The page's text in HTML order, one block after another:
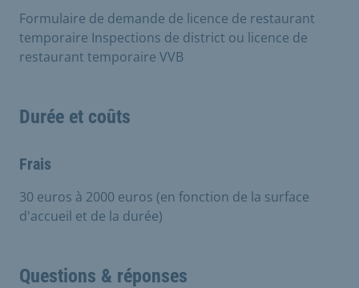
Formulaire de demande de licence de restaurant
temporaire Inspections de district ou licence de
restaurant temporaire VVB
Durée et coûts
Frais
30 euros à 2000 euros (en fonction de la surface
d'accueil et de la durée)
Questions & réponses